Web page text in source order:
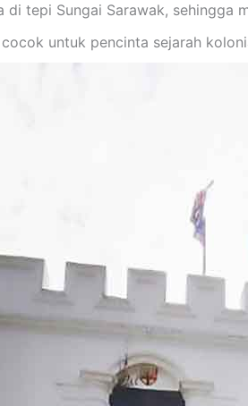
di tepi Sungai Sarawak, sehingga
untuk pencinta sejarah